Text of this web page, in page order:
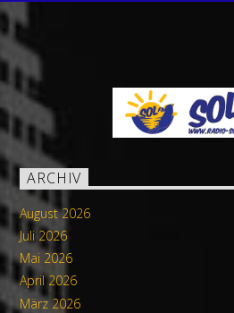
ARCHIV
August 2026
Juli 2026
Mai 2026
April 2026
März 2026